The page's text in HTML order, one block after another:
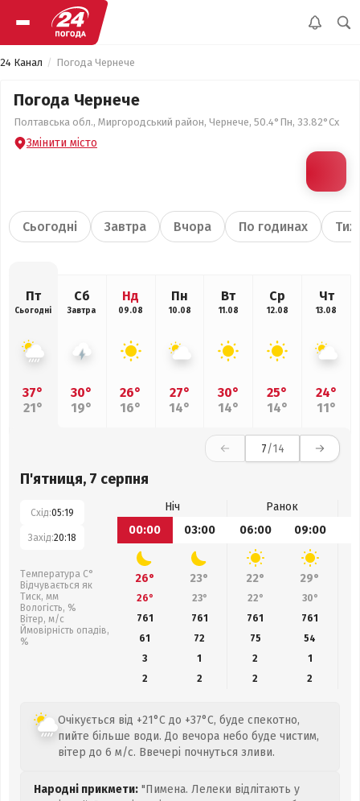
24 Канал Погода Чернече
Погода Чернече
Полтавська обл., Миргородський район, Чернече, 50.4°Пн, 33.82°Сх
Змінити місто
Сьогодні Завтра Вчора По годинах
Пт
Сьогодні
37°
21°
Сб
Завтра
30°
19°
Нд
09.08
26°
16°
Пн
10.08
27°
14°
Вт
11.08
30°
14°
Ср
12.08
25°
14°
Чт
13.08
24°
11°
7/14
П'ятниця, 7 серпня
Схід:05:19
Захід:20:18
Температура С°
Відчувається як
Тиск, мм
Вологість, %
Вітер, м/с
Ймовірність опадів,
%
Ніч
Ранок
00:00
03:00 06:00 09:00
26° 23° 22° 29°
26° 23° 22° 30°
761
761 761 761
61
72 75 54
3
1 2
1
2
2 2 2
Очікується від +21°C до +37°C, буде спекотно,
пийте більше води. До вечора небо буде чистим,
вітер до 6 м/с. Ввечері почнуться зливи.
Народні прикмети: "Пимена. Лелеки відлітають у